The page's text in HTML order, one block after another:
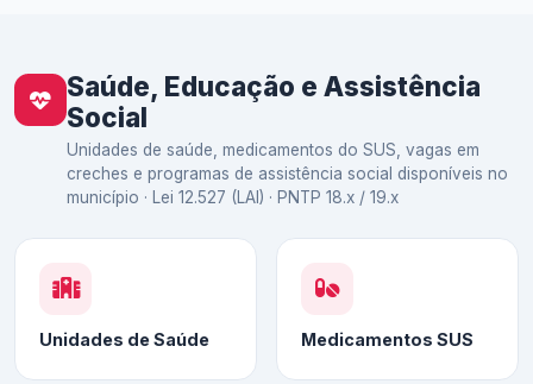
Saúde, Educação e Assistência
Social
Unidades de saúde, medicamentos do SUS, vagas em
creches e programas de assistência social disponíveis no
município · Lei 12.527 (LAI) · PNTP 18.x / 19.x
Unidades de Saúde Medicamentos SUS